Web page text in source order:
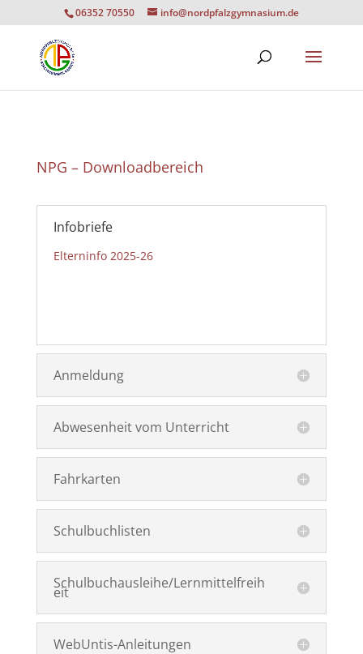
06352 70550 info@nordpfalzgymnasium.de
NPG – Downloadbereich
Infobriefe
Elterninfo 2025-26
Anmeldung
Abwesenheit vom Unterricht
Fahrkarten
Schulbuchlisten
Schulbuchausleihe/Lernmittelfreih
eit
WebUntis-Anleitungen